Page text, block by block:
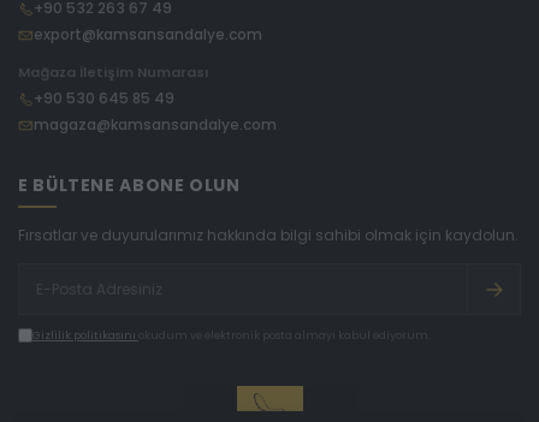
+90 532 263 67 49
export@kamsansandalye.com
Mağaza İletişim Numarası
+90 530 645 85 49
magaza@kamsansandalye.com
E BÜLTENE ABONE OLUN
Fırsatlar ve duyurularımız hakkında bilgi sahibi olmak için kaydolun.
Gizlilik politikasını okudum ve elektronik posta almayı kabul ediyorum.